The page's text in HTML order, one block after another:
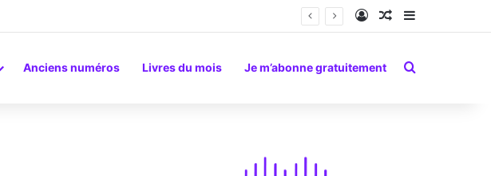
Connexion
Article Aléatoire
Sidebar
Anciens numéros Livres du mois Je m’abonne gratuitement Rechercher